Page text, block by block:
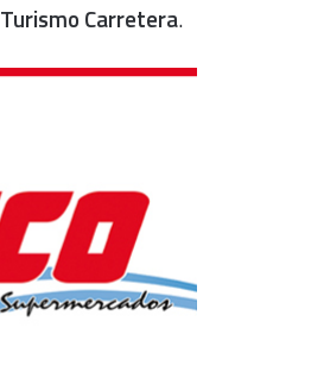
Turismo Carretera.